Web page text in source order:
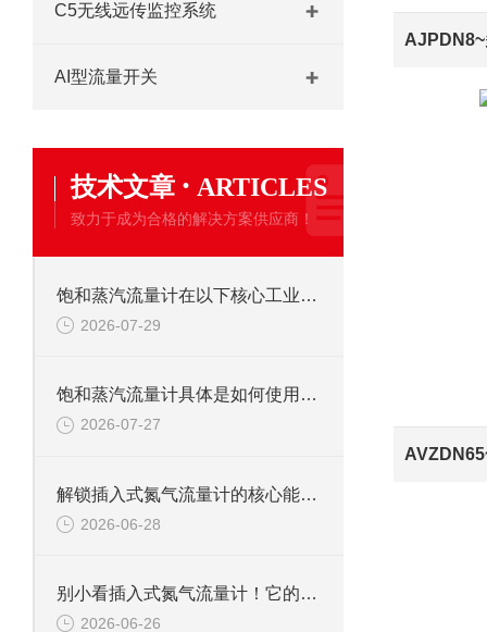
C5无线远传监控系统
AI型流量开关
技术文章 · ARTICLES
致力于成为合格的解决方案供应商！
饱和蒸汽流量计在以下核心工业领域发挥着关键作用
2026-07-29
饱和蒸汽流量计具体是如何使用的呢？
2026-07-27
解锁插入式氮气流量计的核心能力：它如何为氮气计量“保驾护航”？
2026-06-28
别小看插入式氮气流量计！它的应用范围，远超你想象
2026-06-26